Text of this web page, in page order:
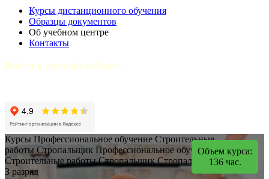
Курсы дистанционного обучения
Образцы документов
Об учебном центре
Контакты
Войти в личный кабинет
Курсы Профессиональное обучение Строительные
работы Стропальщик Профессиональное обучение
Строительные работы Стропальщик Стропальщик.
3 разряд
Объем курса:
136 час.